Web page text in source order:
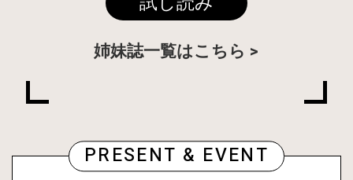
姉妹誌一覧はこちら
PRESENT & EVENT